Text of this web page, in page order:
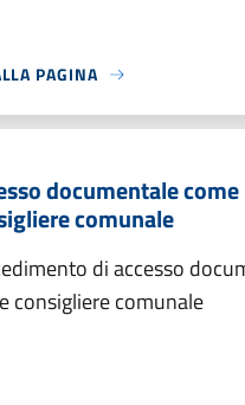
PAGINA
documentale come
comunale
di accesso
consigliere comunale